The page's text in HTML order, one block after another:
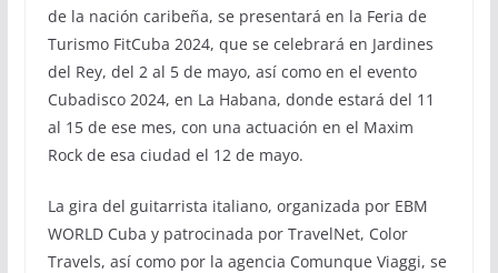
de la nación caribeña, se presentará en la Feria de
Turismo FitCuba 2024, que se celebrará en Jardines
del Rey, del 2 al 5 de mayo, así como en el evento
Cubadisco 2024, en La Habana, donde estará del 11
al 15 de ese mes, con una actuación en el Maxim
Rock de esa ciudad el 12 de mayo.
La gira del guitarrista italiano, organizada por EBM
WORLD Cuba y patrocinada por TravelNet, Color
Travels, así como por la agencia Comunque Viaggi, se